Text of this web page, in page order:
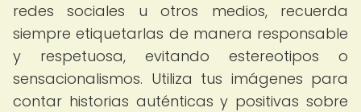
redes sociales u otros medios, recuerda
siempre etiquetarlas de manera responsable
y respetuosa, evitando estereotipos o
sensacionalismos. Utiliza tus imágenes para
contar historias auténticas y positivas sobre